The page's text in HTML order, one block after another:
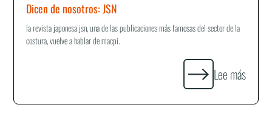
Dicen de nosotros: JSN
la revista japonesa jsn, una de las publicaciones más famosas del sector de la
costura, vuelve a hablar de macpi.
Lee más